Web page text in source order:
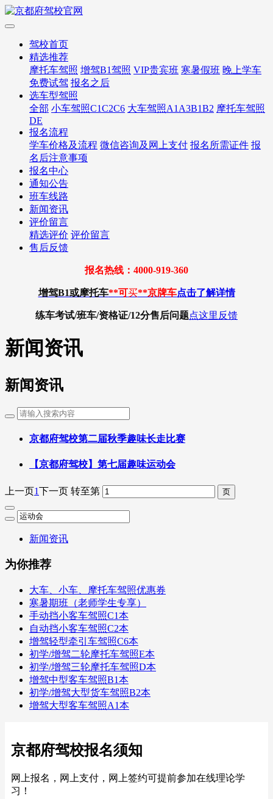
驾校首页
精选推荐
摩托车驾照 增驾B1驾照 VIP贵宾班 寒暑假班 晚上学车
免费试驾 报名之后
选车型驾照
全部 小车驾照C1C2C6 大车驾照A1A3B1B2 摩托车驾照
DE
报名流程
学车价格及流程 微信咨询及网上支付 报名所需证件 报
名后注意事项
报名中心
通知公告
班车线路
新闻资讯
评价留言
精选评价 评价留言
售后反馈
报名热线：4000-919-360
增驾B1或摩托车**可买**京牌车点击了解详情
练车考试/班车/资格证/12分售后问题点这里反馈
新闻资讯
新闻资讯
京都府驾校第二届秋季趣味长走比赛
【京都府驾校】第七届趣味运动会
上一页1下一页 转至第
新闻资讯
为你推荐
大车、小车、摩托车驾照优惠券
寒暑期班（老师学生专享）
手动挡小客车驾照C1本
自动挡小客车驾照C2本
增驾轻型牵引车驾照C6本
初学/增驾二轮摩托车驾照E本
初学/增驾三轮摩托车驾照D本
增驾中型客车驾照B1本
初学/增驾大型货车驾照B2本
增驾大型客车驾照A1本
京都府驾校报名须知
网上报名，网上支付，网上签约可提前参加在线理论学
习！